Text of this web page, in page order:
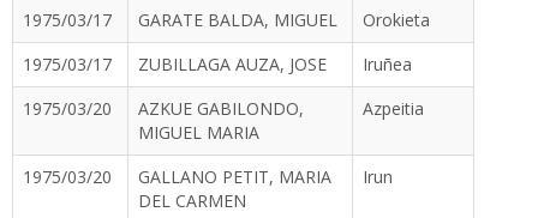
1975/03/17 GARATE BALDA, MIGUEL
Orokieta
1975/03/17
ZUBILLAGA AUZA, JOSE
Iruñea
1975/03/20
AZKUE GABILONDO,
MIGUEL MARIA
Azpeitia
1975/03/20
GALLANO PETIT, MARIA
DEL CARMEN
Irun